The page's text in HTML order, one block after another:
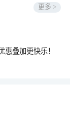
更多 >
叠加更快乐！